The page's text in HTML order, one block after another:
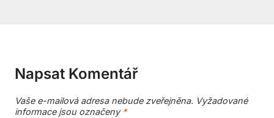
Napsat Komentář
Vaše e-mailová adresa nebude zveřejněna. Vyžadované
informace jsou označeny *